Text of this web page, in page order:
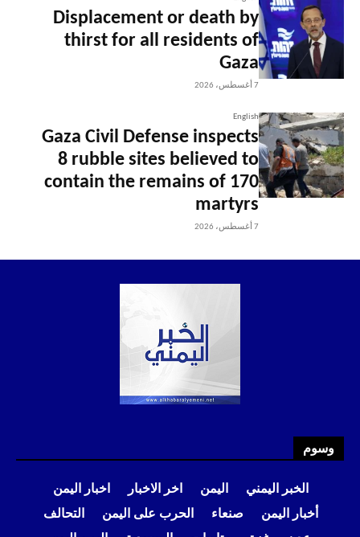
Displacement or death by
thirst for all residents of
Gaza
7 أغسطس، 2026
English
Gaza Civil Defense inspects
8 rubble sites believed to
contain the remains of 170
martyrs
7 أغسطس، 2026
وسوم
الخبر اليمني اليمن اخر الاخبار
اخبار اليمن
أخبار اليمن
صنعاء الحرب على اليمن
التحالف